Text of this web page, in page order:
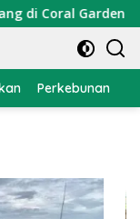
Coral Garden
Perkebunan